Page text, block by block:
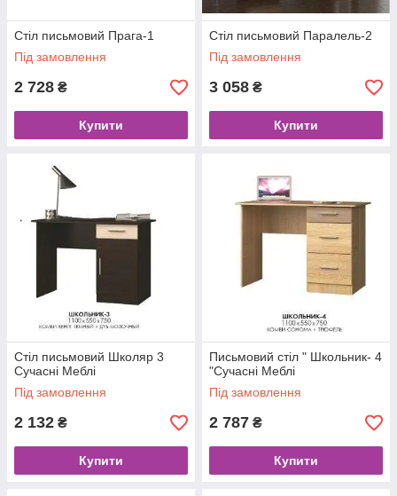
Стіл письмовий Прага-1
Під замовлення
2 728 ₴
Купити
Стіл письмовий Паралель-2
Під замовлення
3 058 ₴
Купити
Стіл письмовий Школяр 3
Сучаснi Меблi
Під замовлення
2 132 ₴
Купити
Письмовий стіл " Школьник- 4
"Сучаснi Меблi
Під замовлення
2 787 ₴
Купити